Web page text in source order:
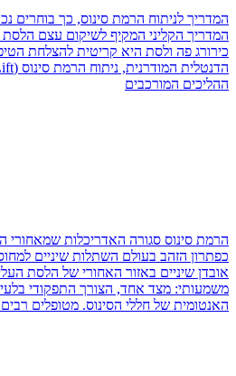
המדריך לניתוח הרמת סינוס, כך בוחרים
המדריך הקליני המקיף לשיקום עצם הלסת
כירורג פה ולסת היא קריטית להצלחת
ההליכים המורכבים
הרמת סינוס סגורה האדריכלות שמאחורי
כפתרון הזהב בעולם השתלות שיניים
אובדן שיניים באזור האחורי של הלסת
משמעותי: מצד אחד, הצורך התפקודי
האנטומית של חללי הסינוס. מטופלים